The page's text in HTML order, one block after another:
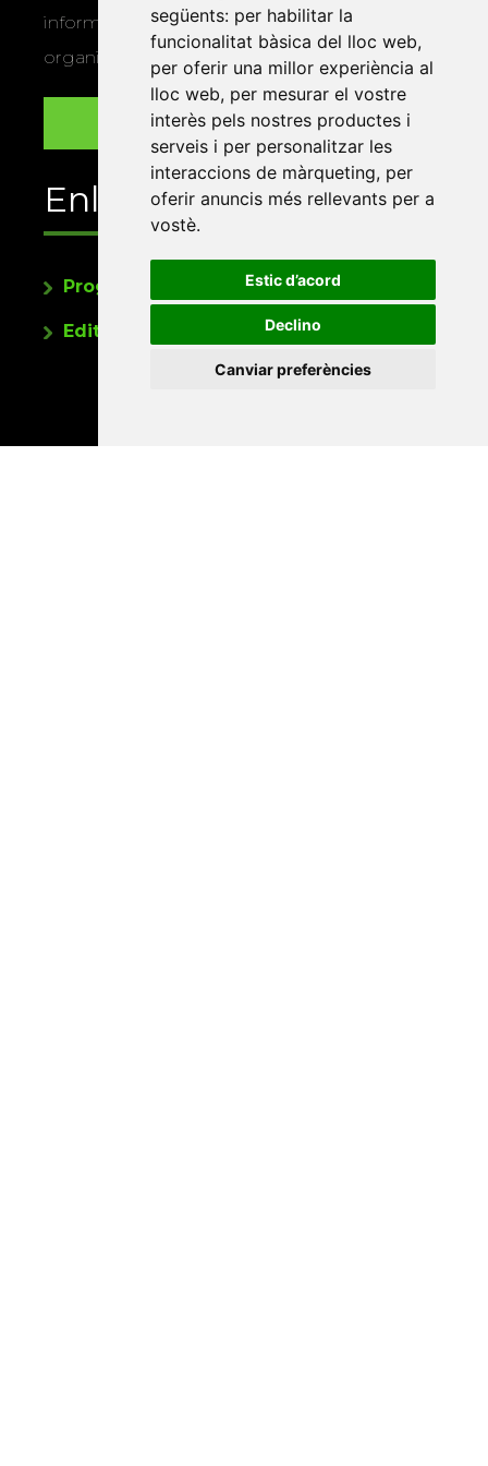
següents: per habilitar la
funcionalitat bàsica del lloc web,
per oferir una millor experiència al
lloc web, per mesurar el vostre
interès pels nostres productes i
serveis i per personalitzar les
interaccions de màrqueting, per
oferir anuncis més rellevants per a
vostè.
Estic d’acord
Declino
Canviar preferències
informació sobre els actes i activitats que
organitza la Xarxa Vives.
Enllaços
Programa de publicacions
Editorials universitàries a Twitter